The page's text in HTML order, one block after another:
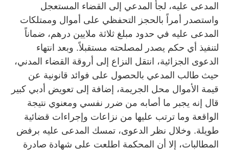
المدعى عليه، لجأ المدعي إلى القضاء المستعجل
واستصدر أمراً بالحجز التحفظي على أموال وممتلكات
المدعى عليه في حدود مبلغ ثلاثة ملايين درهم، ضماناً
لتنفيذ أي حكم يصدر لمصلحته مستقبلاً. وبعد انتهاء
الدعوى الجزائية، انتقل النزاع إلى أروقة القضاء المدني،
حيث طالب المدعي بالحصول على فوائد قانونية عن
قيمة الأموال محل الجريمة، إضافة إلى تعويض أدبي كبير
قال إنه يجبر ما أصابه من ضرر نفسي ومعنوي نتيجة
الواقعة وما ترتب عليها من نزاعات وإجراءات قضائية
طويلة. وخلال نظر الدعوى، تمسك المدعى عليه برفض
المطالبات، إلا أن المحكمة اطلعت على شهادة صادرة